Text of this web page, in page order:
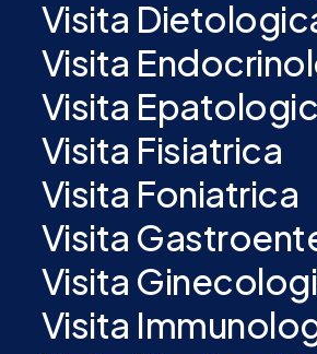
Visita
Visita
Visita
Visita Fisiatrica
Visita Foniatrica
Visita
Visita
Visita